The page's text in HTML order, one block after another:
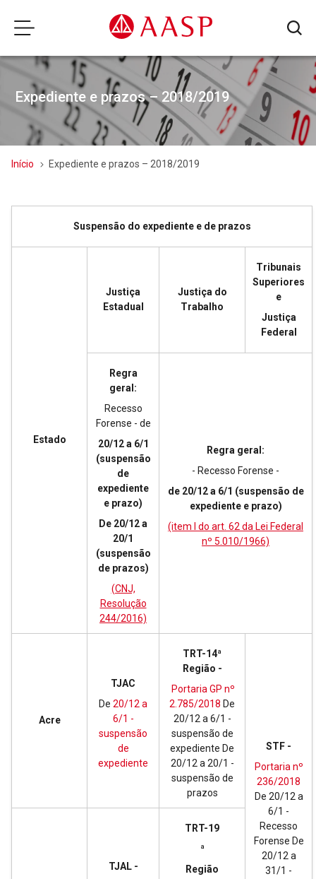
Expediente e prazos – 2018/2019
Início Expediente e prazos – 2018/2019
Suspensão do expediente e de prazos
Estado
Justiça
Estadual
Justiça do
Trabalho
Tribunais
Superiores
e
Justiça
Federal
Regra
geral:
Recesso
Forense - de
20/12 a 6/1
(suspensão
de
expediente
e prazo)
De 20/12 a
20/1
(suspensão
de prazos)
(CNJ,
Resolução
244/2016)
Regra geral:
- Recesso Forense -
de 20/12 a 6/1 (suspensão de
expediente e prazo)
(item I do art. 62 da Lei Federal
nº 5.010/1966)
Acre
TJAC
De 20/12 a
6/1 -
suspensão
de
expediente
TRT-14ª
Região -
Portaria GP nº
2.785/2018 De
20/12 a 6/1 -
suspensão de
expediente De
20/12 a 20/1 -
suspensão de
prazos
STF -
Portaria nº
236/2018
De 20/12 a
6/1 -
Recesso
Forense De
20/12 a
31/1 -
TJAL -
TRT-19
ª
Região